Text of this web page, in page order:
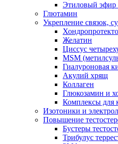
Этиловый эфир
Глютамин
Укрепление связок,
Желатин
Циссус
MSM
Гиалуроновая
Акулий хрящ
Коллаген
Глюкозамин и
Комплексы для
Изотоники и
Повышение
Бустеры
Трибулус